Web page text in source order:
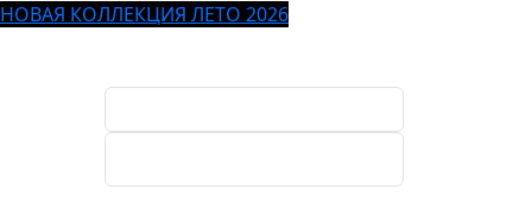
НОВАЯ КОЛЛЕКЦИЯ ЛЕТО 2026